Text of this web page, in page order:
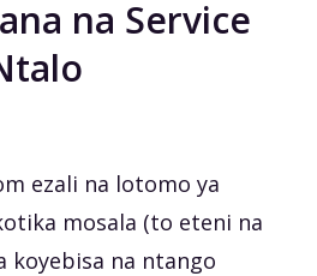
na Service
ezali na lotomo ya
mosala (to eteni na
koyebisa na ntango